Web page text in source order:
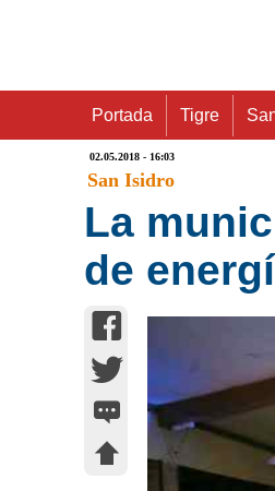
Portada Tigre
02.05.2018 - 16:03
San Isidro
La
de